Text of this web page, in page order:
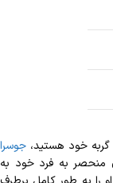
خود هستید، جوسرا
منحصر به فرد خود به